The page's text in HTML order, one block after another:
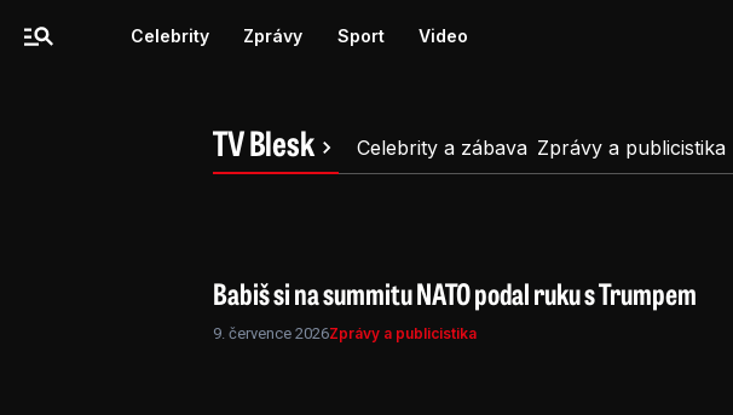
Celebrity Zprávy Sport Video
TV Blesk Celebrity a zábava Zprávy a publicistika
Babiš si na summitu NATO podal ruku s Trumpem
9. července 2026Zprávy a publicistika